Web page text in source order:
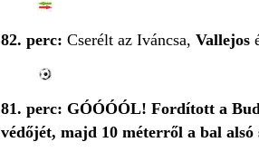
82. perc: Cserélt az Iváncsa, Vallejos
81. perc: GÓÓÓÓL! Fordított a
védőjét, majd 10 méterről a bal